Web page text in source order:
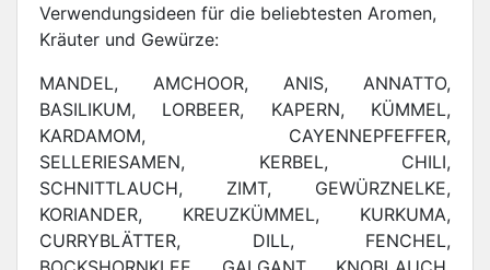
Verwendungsideen für die beliebtesten Aromen,
Kräuter und Gewürze:
MANDEL, AMCHOOR, ANIS, ANNATTO,
BASILIKUM, LORBEER, KAPERN, KÜMMEL,
KARDAMOM, CAYENNEPFEFFER,
SELLERIESAMEN, KERBEL, CHILI,
SCHNITTLAUCH, ZIMT, GEWÜRZNELKE,
KORIANDER, KREUZKÜMMEL, KURKUMA,
CURRYBLÄTTER, DILL, FENCHEL,